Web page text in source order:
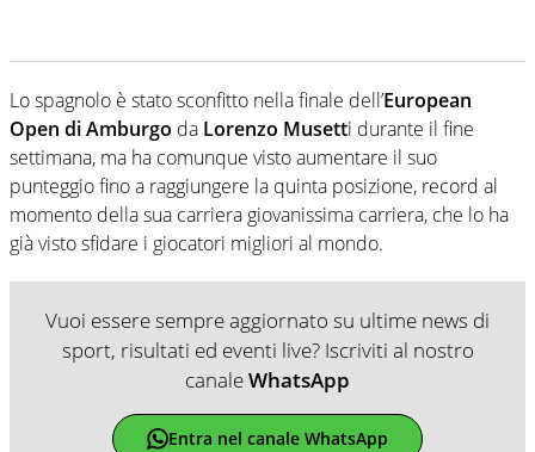
Lo spagnolo è stato sconfitto nella finale dell’European
Open di Amburgo da Lorenzo Musetti durante il fine
settimana, ma ha comunque visto aumentare il suo
punteggio fino a raggiungere la quinta posizione, record al
momento della sua carriera giovanissima carriera, che lo ha
già visto sfidare i giocatori migliori al mondo.
Vuoi essere sempre aggiornato su ultime news di
sport, risultati ed eventi live? Iscriviti al nostro
canaleWhatsApp
Entra nel canale WhatsApp